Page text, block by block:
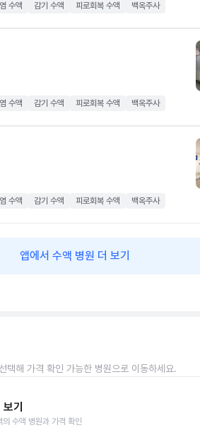
수액 감기 수액 피로회복 수액 백옥주사
수액 감기 수액 피로회복 수액 백옥주사
수액 감기 수액 피로회복 수액 백옥주사
앱에서 수액 병원 더 보기
택해 가격 확인 가능한 병원으로 이동하세요.
기
수액 병원과 가격 확인